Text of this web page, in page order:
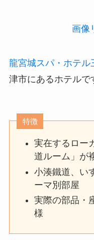
画像
龍宮城スパ・ホテル
津市にあるホテルで
特徴
実在するロー
道ルーム」が
小湊鐵道、い
ーマ別部屋
実際の部品・
様